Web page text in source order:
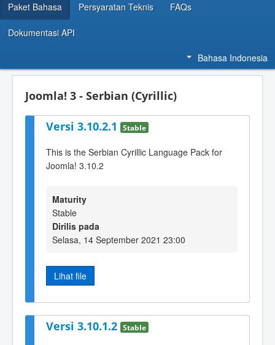
Paket Bahasa Persyaratan Teknis FAQs
Dokumentasi API
Bahasa Indonesia
Joomla! 3 - Serbian (Cyrillic)
Versi 3.10.2.1 Stable
This is the Serbian Cyrillic Language Pack for
Joomla! 3.10.2
Maturity
Stable
Dirilis pada
Selasa, 14 September 2021 23:00
Lihat file
Versi 3.10.1.2 Stable